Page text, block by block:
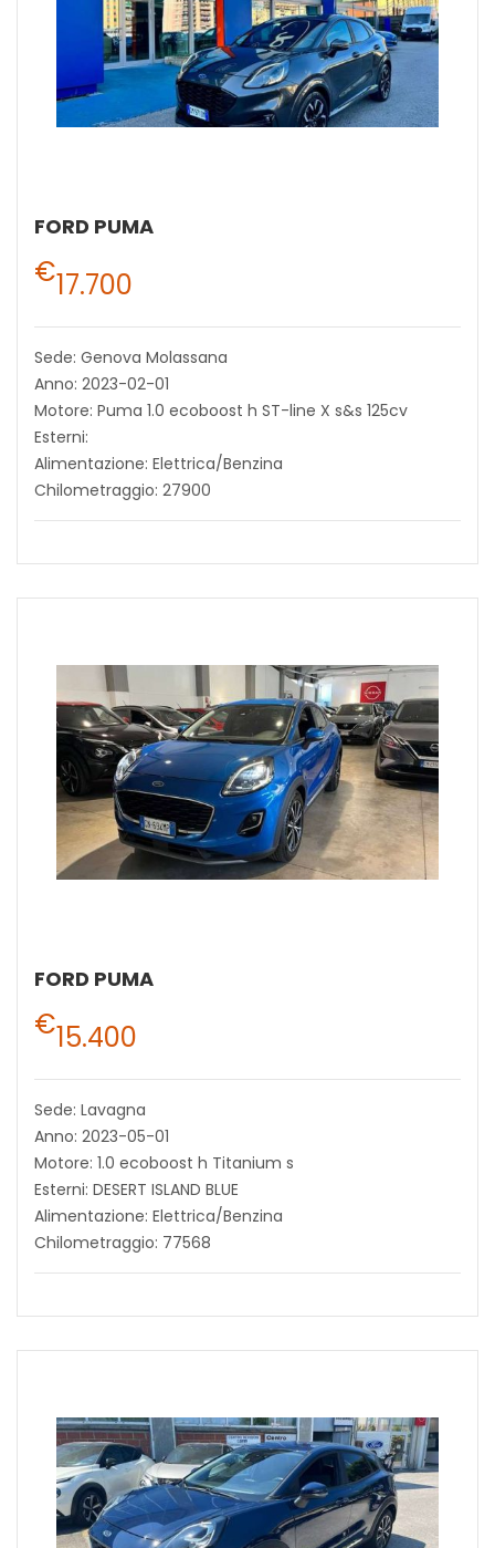
FORD PUMA
€17.700
Sede: Genova Molassana
Anno: 2023-02-01
Motore: Puma 1.0 ecoboost h ST-line X s&s 125cv
Esterni:
Alimentazione: Elettrica/Benzina
Chilometraggio: 27900
FORD PUMA
€15.400
Sede: Lavagna
Anno: 2023-05-01
Motore: 1.0 ecoboost h Titanium s
Esterni: DESERT ISLAND BLUE
Alimentazione: Elettrica/Benzina
Chilometraggio: 77568